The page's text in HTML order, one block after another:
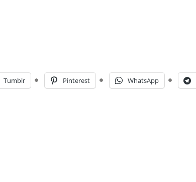
Tumblr Pinterest WhatsApp